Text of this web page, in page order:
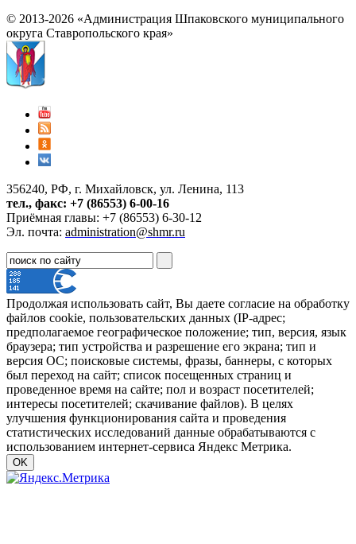
© 2013-2026 «Администрация Шпаковского муниципального
округа Ставропольского края»
356240, РФ, г. Михайловск, ул. Ленина, 113
тел., факс: +7 (86553) 6-00-16
Приёмная главы: +7 (86553) 6-30-12
Эл. почта: administration@shmr.ru
Продолжая использовать сайт, Вы даете согласие на обработку
файлов cookie, пользовательских данных (IP-адрес;
предполагаемое географическое положение; тип, версия, язык
браузера; тип устройства и разрешение его экрана; тип и
версия ОС; поисковые системы, фразы, баннеры, с которых
был переход на сайт; список посещенных страниц и
проведенное время на сайте; пол и возраст посетителей;
интересы посетителей; скачивание файлов). В целях
улучшения функционирования сайта и проведения
статистических исследований данные обрабатываются с
использованием интернет-сервиса Яндекс Метрика.
OK